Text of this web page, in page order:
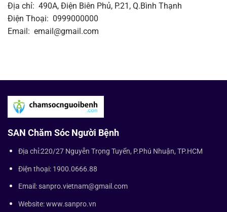
Địa chỉ: 490A, Điện Biên Phủ, P.21, Q.Bình Thạnh
Điện Thoại: 0999000000
Email: email@gmail.com
SAN Chăm Sóc Người Bệnh
Địa chỉ:220/27 Nguyễn Trọng Tuyển, P.Phú Nhuận, TP.HCM
Điện thoại: 1900.0666.88
Email: sanpro.vietnam@gmail.com
Website: www.sanpro.vn